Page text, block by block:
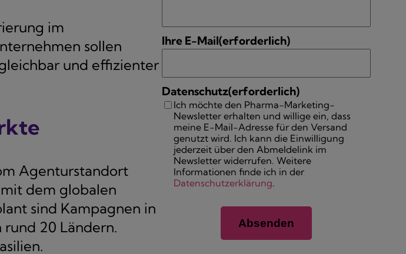
im
sollen
und effizienter
Agenturstandort
dem globalen
sind Kampagnen in
rund 20 Ländern.
Ihre E-Mail(erforderlich)
Datenschutz(erforderlich)
Ich möchte den Pharma-Marketing-
Newsletter erhalten und willige ein, dass
meine E-Mail-Adresse für den Versand
genutzt wird. Ich kann die Einwilligung
jederzeit über den Abmeldelink im
Newsletter widerrufen. Weitere
Informationen finde ich in der
Datenschutzerklärung.